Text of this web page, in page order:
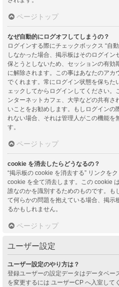
ページトップ
なぜ自動的にログオフしてしまうの？
ログインする際にチェックボックス “自
しなかった場合、掲示板はそのログイン
保とうとしないため、セッションの有効
に解除されます。この事はあなたのア
でくれます。常にログイン状態を保ちた
ェックしてからログインしてください。
ンターネットカフェ、大学などの共有さ
いことをお勧めします。もしログインの
れない場合、それは管理人がこの機能を
す。
ページトップ
cookie を消去したらどうなるの？
“掲示板の cookie を消去する” リンクを
cookie を全て消去します。この cookie
誰なのかを識別するためのものです。も
て何らかの問題を抱えている場合、掲示
るかもしれません。
ページトップ
ユーザー設定
ユーザー設定のやり方は？
登録ユーザーの設定データはデータベー
を変更するには ユーザーCP へ入室して